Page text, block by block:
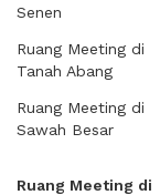
Senen
Ruang Meeting di
Tanah Abang
Ruang Meeting di
Sawah Besar
Ruang Meeting di